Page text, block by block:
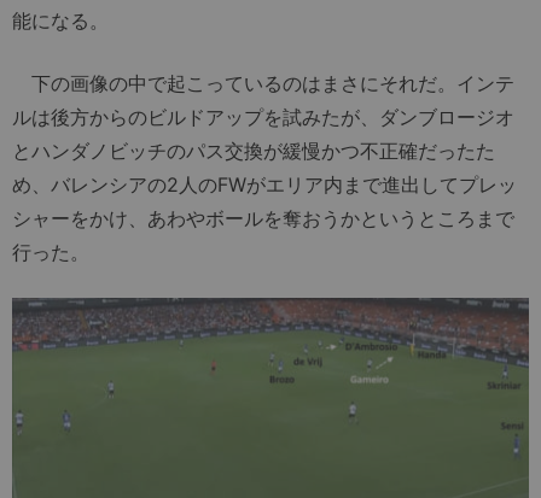
能になる。
下の画像の中で起こっているのはまさにそれだ。インテ
ルは後方からのビルドアップを試みたが、ダンブロージオ
とハンダノビッチのパス交換が緩慢かつ不正確だったた
め、バレンシアの2人のFWがエリア内まで進出してプレッ
シャーをかけ、あわやボールを奪おうかというところまで
行った。